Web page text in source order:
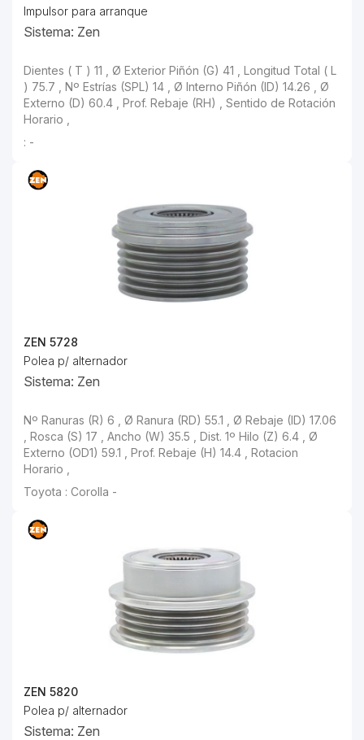
Impulsor para arranque
Sistema: Zen
Dientes ( T ) 11 , Ø Exterior Piñón (G) 41 , Longitud Total ( L
) 75.7 , Nº Estrías (SPL) 14 , Ø Interno Piñón (ID) 14.26 , Ø
Externo (D) 60.4 , Prof. Rebaje (RH) , Sentido de Rotación
Horario ,
: -
ZEN 5728
Polea p/ alternador
Sistema: Zen
Nº Ranuras (R) 6 , Ø Ranura (RD) 55.1 , Ø Rebaje (ID) 17.06
, Rosca (S) 17 , Ancho (W) 35.5 , Dist. 1º Hilo (Z) 6.4 , Ø
Externo (OD1) 59.1 , Prof. Rebaje (H) 14.4 , Rotacion
Horario ,
Toyota : Corolla -
ZEN 5820
Polea p/ alternador
Sistema: Zen